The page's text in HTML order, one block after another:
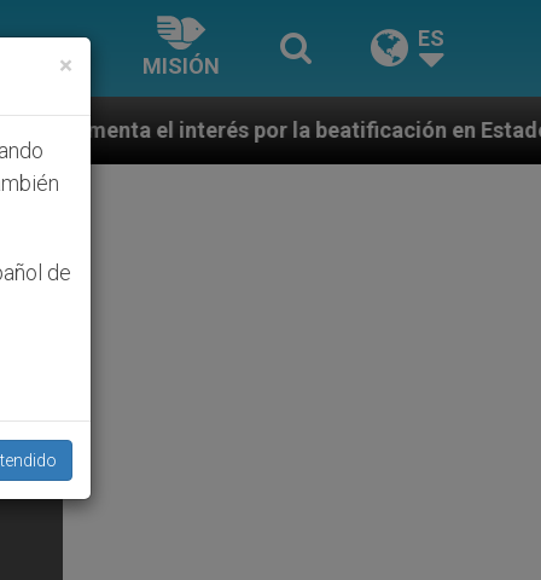
MISIÓN
ES
por la beatificación en Estados Unidos de los
×
de